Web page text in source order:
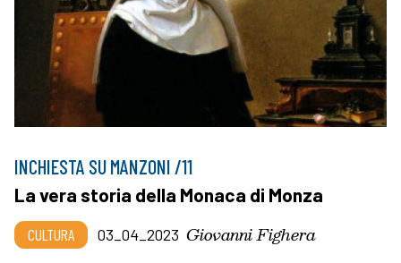
INCHIESTA SU MANZONI /11
La vera storia della Monaca di Monza
CULTURA 03_04_2023 Giovanni Fighera